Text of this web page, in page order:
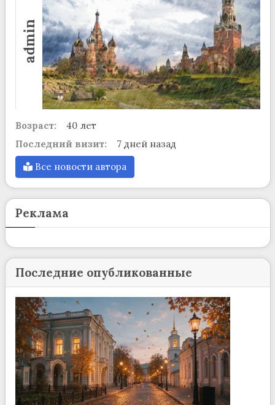
admin
Возраст:
40 лет
Последний визит:
7 дней назад
Все новости автора
Реклама
Последние опубликованные